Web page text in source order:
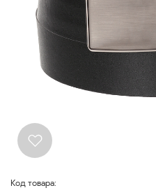
Код товара: